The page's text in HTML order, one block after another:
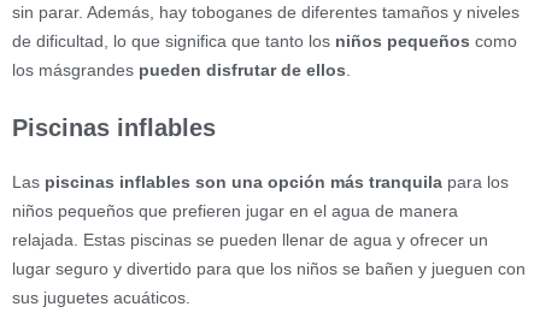
sin parar. Además, hay toboganes de diferentes tamaños y niveles
de dificultad, lo que significa que tanto los niños pequeños como
los másgrandes pueden disfrutar de ellos
Piscinas inflables
Las piscinas inflables son una opción más tranquila para los
niños pequeños que prefieren jugar en el agua de manera
relajada. Estas piscinas se pueden llenar de agua y ofrecer un
lugar seguro y divertido para que los niños se bañen y jueguen con
sus juguetes acuáticos.